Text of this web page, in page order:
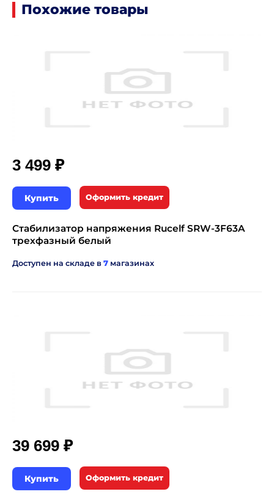
Похожие товары
3 499 ₽
Купить Оформить кредит
Стабилизатор напряжения Rucelf SRW-3F63A
трехфазный белый
Доступен на складе в 7 магазинах
39 699 ₽
Купить Оформить кредит